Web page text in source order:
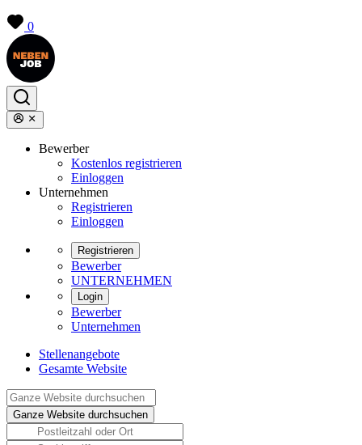
0
Bewerber
Kostenlos registrieren
Einloggen
Unternehmen
Registrieren
Einloggen
Registrieren
Bewerber
UNTERNEHMEN
Login
Bewerber
Unternehmen
Stellenangebote
Gesamte Website